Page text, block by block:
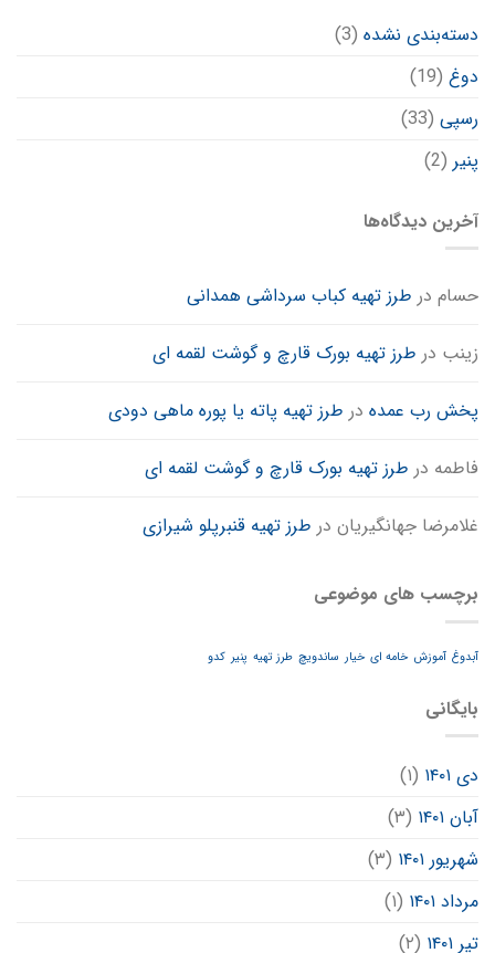
دسته‌بندی نشده (3)
دوغ (19)
رسپی (33)
پنیر (2)
آخرین دیدگاه‌ها
حسام در طرز تهیه کباب سرداشی همدانی
زینب در طرز تهیه بورک قارچ و گوشت لقمه ای
پخش رب عمده در طرز تهیه پاته یا پوره ماهی دودی
فاطمه در طرز تهیه بورک قارچ و گوشت لقمه ای
غلامرضا جهانگیریان در طرز تهیه قنبرپلو شیرازی
برچسب های موضوعی
آبدوغ آموزش خامه ای خیار ساندویچ طرز تهیه پنیر کدو
بایگانی
دی ۱۴۰۱
(۱)
آبان ۱۴۰۱
(۳)
شهریور ۱۴۰۱
(۳)
مرداد ۱۴۰۱
(۱)
تیر ۱۴۰۱
(۲)